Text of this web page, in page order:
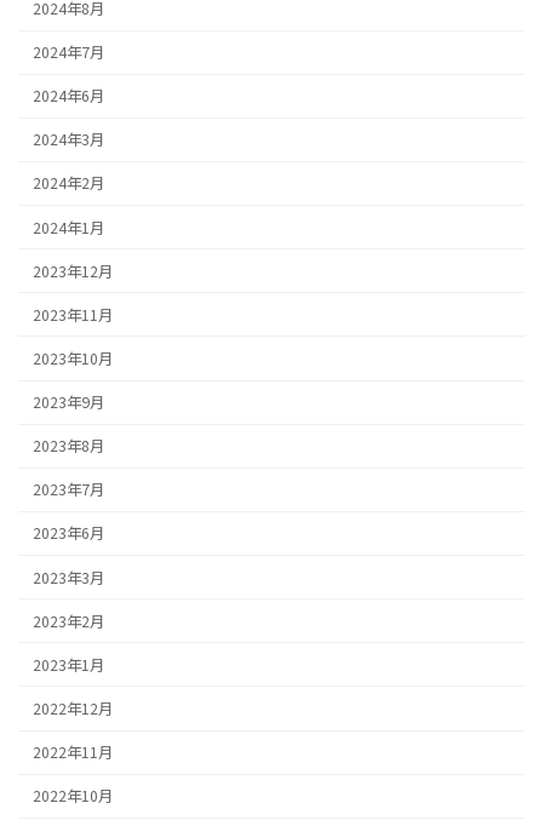
2024年8月
2024年7月
2024年6月
2024年3月
2024年2月
2024年1月
2023年12月
2023年11月
2023年10月
2023年9月
2023年8月
2023年7月
2023年6月
2023年3月
2023年2月
2023年1月
2022年12月
2022年11月
2022年10月